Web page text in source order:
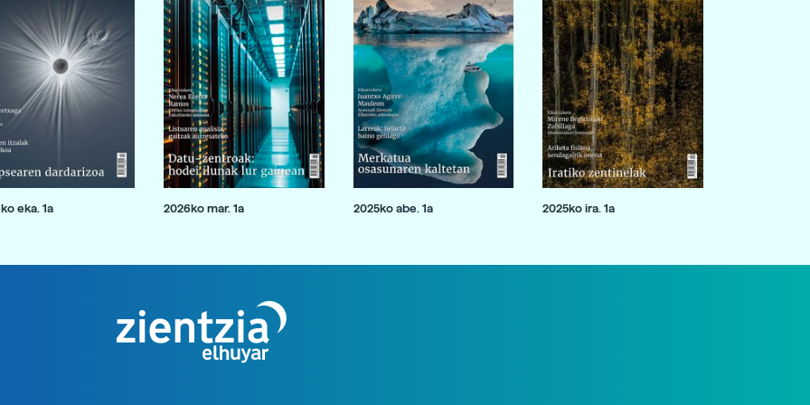
eka. 1a 2026ko mar. 1a 2025ko abe. 1a 2025ko ira. 1a